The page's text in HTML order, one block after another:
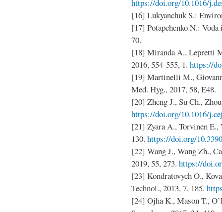
https://doi.org/10.1016/
[16] Lukyanchuk S.:
[17] Potapchenko N.: Voda
70.
[18] Miranda A., Lepretti
2016, 554-555, 1. https://
[19] Martinelli M.,
Med. Hyg., 2017, 58, E48.
[20] Zheng J., Su Ch.,
https://doi.org/10.1016/
[21] Zyara A., Torvinen
130. https://doi.org/
[22] Wang J., Wang Zh.,
2019, 55, 273. https://
[23] Kondratovych O.,
Technol., 2013, 7, 185.
[24] Ojha K., Mason T.,